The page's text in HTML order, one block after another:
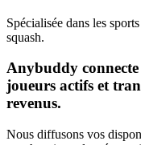
Spécialisée dans les
squash.
Anybuddy
joueurs actifs et
revenus.
Nous diffusons vos